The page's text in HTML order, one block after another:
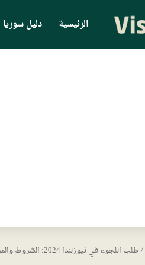
الرئيسية دليل سوريا
/طلب اللجوء في نيوزلندا 2024: الشروط والمراحل